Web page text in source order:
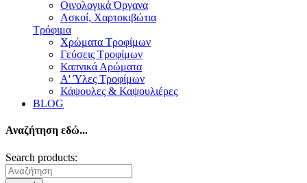
Οινολογικά Όργανα
Ασκοί, Χαρτοκιβώτια
Τρόφιμα
Χρώματα Τροφίμων
Γεύσεις Τροφίμων
Καπνικά Αρώματα
A' Ύλες Τροφίμων
Κάψουλες & Καψουλιέρες
BLOG
Αναζήτηση εδώ...
Search products: